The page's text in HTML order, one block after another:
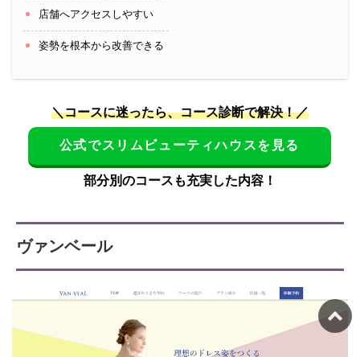
店舗へアクセスしやすい
姿勢を根本から改善できる
＼コースに迷ったら、コース診断で解決！／
公式でスリムビューティハウスを見る
部分別のコースも充実した内容！
ヴァンベール